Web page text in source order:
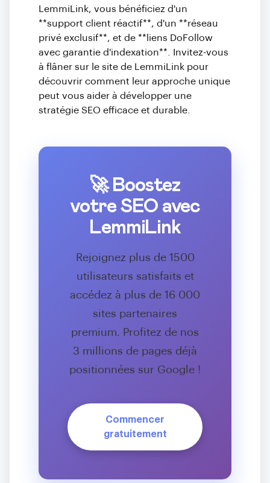
LemmiLink, vous bénéficiez d'un
**support client réactif**, d'un **réseau
privé exclusif**, et de **liens DoFollow
avec garantie d'indexation**. Invitez-vous
à flâner sur le site de LemmiLink pour
découvrir comment leur approche unique
peut vous aider à développer une
stratégie SEO efficace et durable.
🚀 Boostez
votre SEO avec
LemmiLink
Rejoignez plus de 1500
utilisateurs satisfaits et
accédez à plus de 16 000
sites partenaires
premium. Profitez de nos
3 millions de pages déjà
positionnées sur Google !
Commencer
gratuitement